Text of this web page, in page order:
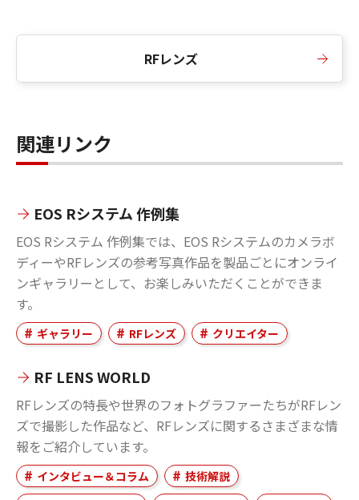
RFレンズ
関連リンク
EOS Rシステム 作例集
EOS Rシステム 作例集では、EOS Rシステムのカメラボ
ディーやRFレンズの参考写真作品を製品ごとにオンライ
ンギャラリーとして、お楽しみいただくことができま
す。
ギャラリー RFレンズ クリエイター
RF LENS WORLD
RFレンズの特長や世界のフォトグラファーたちがRFレン
ズで撮影した作品など、RFレンズに関するさまざまな情
報をご紹介しています。
インタビュー＆コラム
技術解説